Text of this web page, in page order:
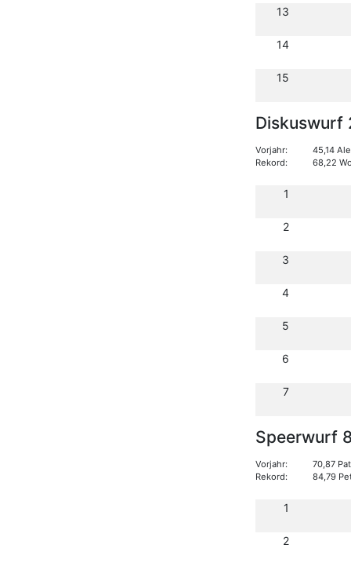
13
14
15
Diskuswurf
Vorjahr:
45,14
Rekord:
68,22
1
2
3
4
5
6
7
Speerwurf
Vorjahr:
70,87
Rekord:
84,79
1
2